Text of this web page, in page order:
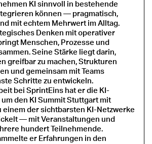
KI sinnvoll in bestehende
können — pragmatisch,
mit echtem Mehrwert im Alltag.
Denken mit operativer
Menschen, Prozesse und
Seine Stärke liegt darin,
greifbar zu machen, Strukturen
und gemeinsam mit Teams
Schritte zu entwickeln.
bei SprintEins hat er die KI-
den KI Summit Stuttgart mit
einem der sichtbarsten KI-Netzwerke
— mit Veranstaltungen und
hundert Teilnehmende.
er Erfahrungen in den